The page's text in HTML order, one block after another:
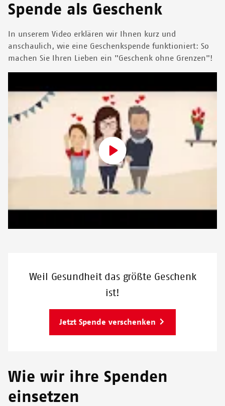
Spende als Geschenk
In unserem Video erklären wir Ihnen kurz und
anschaulich, wie eine Geschenkspende funktioniert: So
machen Sie Ihren Lieben ein "Geschenk ohne Grenzen"!
Weil Gesundheit das größte Geschenk
ist!
Jetzt Spende verschenken
Wie wir ihre Spenden
einsetzen